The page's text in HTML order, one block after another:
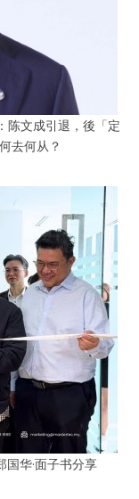
陈文成引退，後「定
去何从？
华·面子书分享